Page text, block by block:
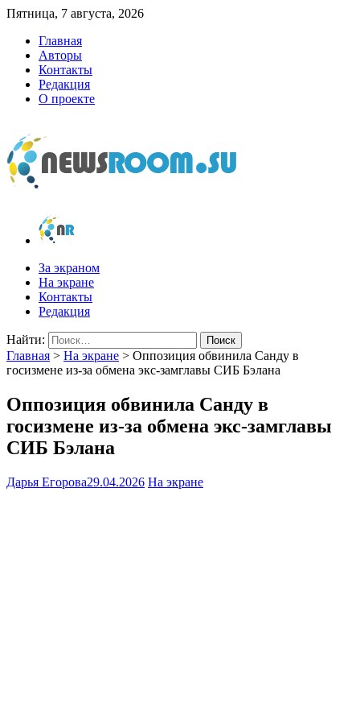
Пятница, 7 августа, 2026
Главная
Авторы
Контакты
Редакция
О проекте
newsroom.su
Новости о новостях
За экраном
На экране
Контакты
Редакция
Найти:
Главная > На экране > Оппозиция обвинила Санду в
госизмене из-за обмена экс-замглавы СИБ Бэлана
Оппозиция обвинила Санду в
госизмене из-за обмена экс-замглавы
СИБ Бэлана
Дарья Егорова29.04.2026 На экране